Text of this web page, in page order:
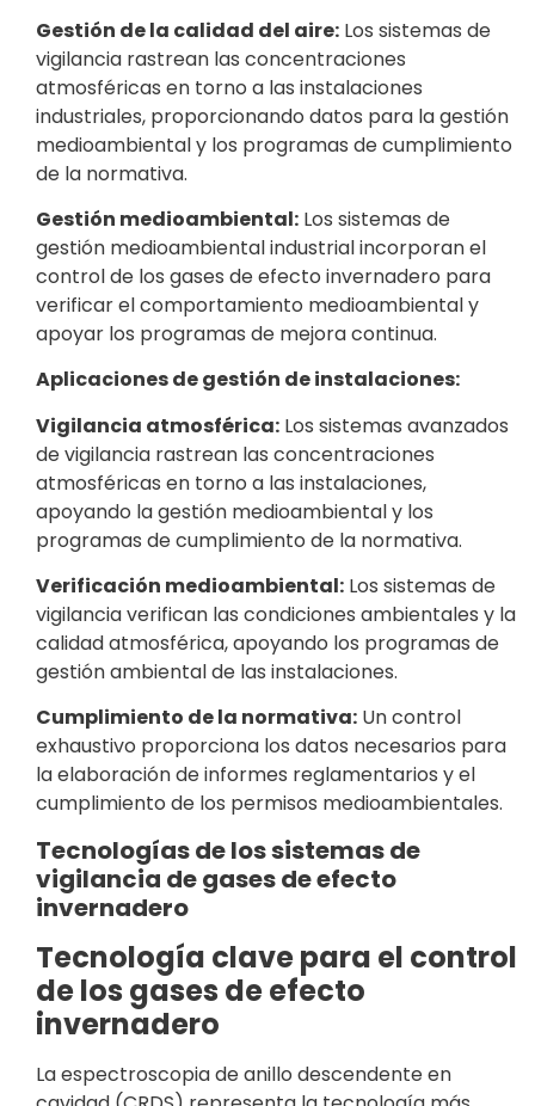
Gestión de la calidad del aire: Los sistemas de
vigilancia rastrean las concentraciones
atmosféricas en torno a las instalaciones
industriales, proporcionando datos para la gestión
medioambiental y los programas de cumplimiento
de la normativa.
Gestión medioambiental: Los sistemas de
gestión medioambiental industrial incorporan el
control de los gases de efecto invernadero para
verificar el comportamiento medioambiental y
apoyar los programas de mejora continua.
Aplicaciones de gestión de instalaciones:
Vigilancia atmosférica: Los sistemas avanzados
de vigilancia rastrean las concentraciones
atmosféricas en torno a las instalaciones,
apoyando la gestión medioambiental y los
programas de cumplimiento de la normativa.
Verificación medioambiental: Los sistemas de
vigilancia verifican las condiciones ambientales y la
calidad atmosférica, apoyando los programas de
gestión ambiental de las instalaciones.
Cumplimiento de la normativa: Un control
exhaustivo proporciona los datos necesarios para
la elaboración de informes reglamentarios y el
cumplimiento de los permisos medioambientales.
Tecnologías de los sistemas de
vigilancia de gases de efecto
invernadero
Tecnología clave para el control
de los gases de efecto
invernadero
La espectroscopia de anillo descendente en